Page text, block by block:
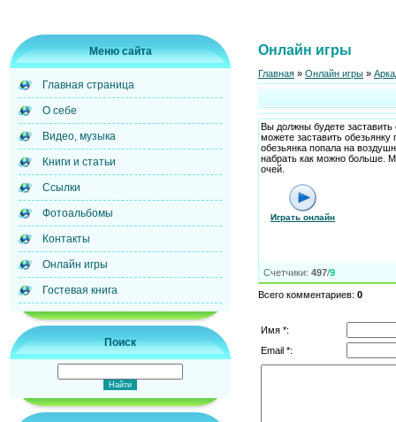
Меню сайта
Главная страница
О себе
Видео, музыка
Книги и статьи
Ссылки
Фотоальбомы
Контакты
Онлайн игры
Гостевая книга
Поиск
Онлайн игры
Главная » Онлайн игры »
Вы должны будете
можете заставить
обезьянка попала на
набрать как можно больше.
очей.
Играть онлайн
Счетчики: 497/9
Всего комментариев: 0
Имя *:
Email *: